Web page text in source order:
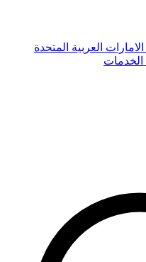
العربية المتحدة
الخدمات